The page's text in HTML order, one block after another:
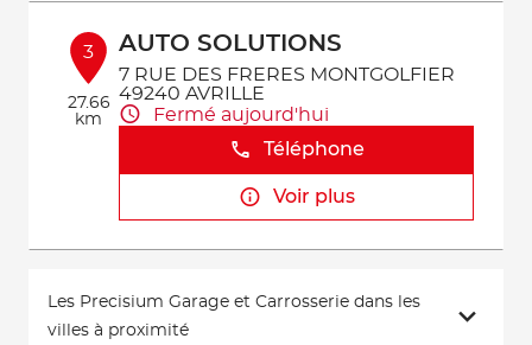
3
27.66
km
AUTO SOLUTIONS
7 RUE DES FRERES MONTGOLFIER
49240 AVRILLE
Fermé aujourd'hui
Téléphone
Voir plus
Les Precisium Garage et Carrosserie dans les
villes à proximité